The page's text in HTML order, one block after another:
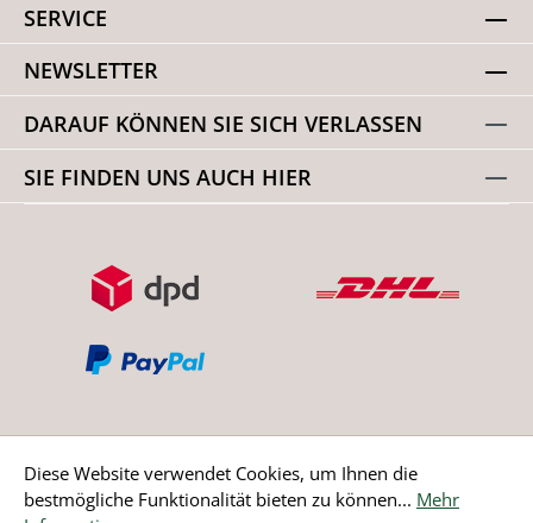
SERVICE
NEWSLETTER
DARAUF KÖNNEN SIE SICH VERLASSEN
SIE FINDEN UNS AUCH HIER
Bestellung widerrufen
Diese Website verwendet Cookies, um Ihnen die
bestmögliche Funktionalität bieten zu können... Mehr